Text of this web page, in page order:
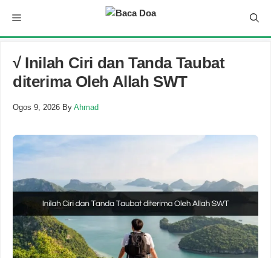
content
Menu
√ Inilah Ciri dan Tanda Taubat
diterima Oleh Allah SWT
Ogos 9, 2026 By Ahmad